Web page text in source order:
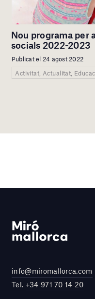
Nou programa per
socials 2022-2023
Publicat el 24 agost 2022
Activitat, Actualitat,
info@miromallorca.com
Tel. +34 971 70 14 20